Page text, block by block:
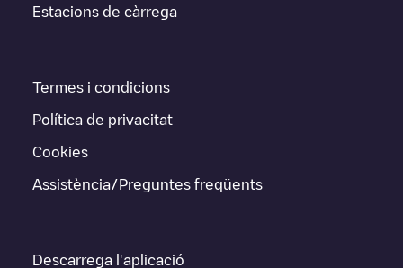
Estacions de càrrega
Termes i condicions
Política de privacitat
Cookies
Assistència/Preguntes freqüents
Descarrega l'aplicació